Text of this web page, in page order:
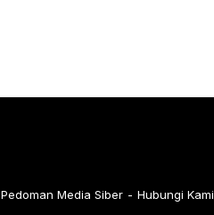
Pedoman Media Siber Hubungi Kami